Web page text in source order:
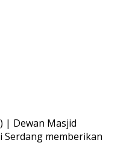
| Dewan Masjid
Serdang memberikan